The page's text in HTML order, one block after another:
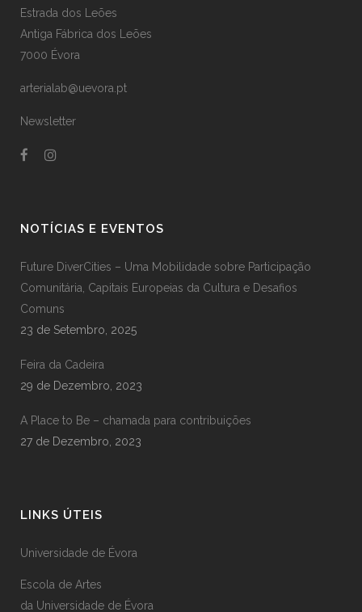
Estrada dos Leões
Antiga Fábrica dos Leões
7000 Évora
arterialab@uevora.pt
Newsletter
NOTÍCIAS E EVENTOS
Future DiverCities – Uma Mobilidade sobre Participação
Comunitária, Capitais Europeias da Cultura e Desafios
Comuns
23 de Setembro, 2025
Feira da Cadeira
29 de Dezembro, 2023
A Place to Be – chamada para contribuições
27 de Dezembro, 2023
LINKS ÚTEIS
Universidade de Évora
Escola de Artes
da Universidade de Évora